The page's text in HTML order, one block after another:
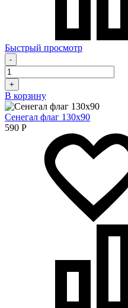
Быстрый просмотр
-
+
В корзину
Сенегал флаг 130х90
590 Р